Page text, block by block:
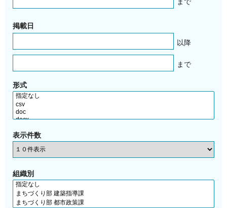
掲載日
以降
まで
形式
表示件数
組織別